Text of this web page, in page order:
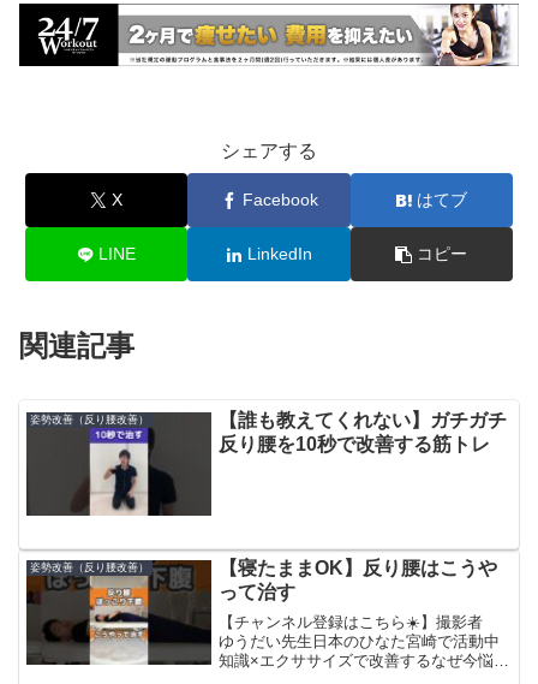
シェアする
X Facebook はてブ
LINE LinkedIn コピー
関連記事
姿勢改善（反り腰改善）
【誰も教えてくれない】ガチガチ
反り腰を10秒で改善する筋トレ
姿勢改善（反り腰改善）
【寝たままOK】反り腰はこうや
って治す
【チャンネル登録はこちら☀️】撮影者
ゆうだい先生日本のひなた宮崎で活動中
知識×エクササイズで改善するなぜ今悩ん